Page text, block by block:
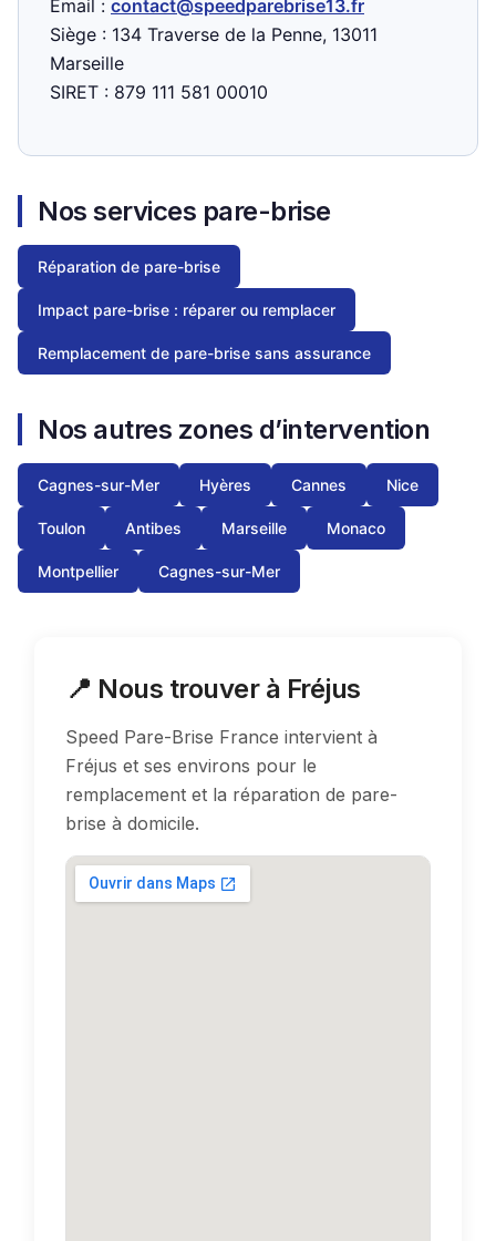
Email : contact@speedparebrise13.fr
Siège : 134 Traverse de la Penne, 13011
Marseille
SIRET : 879 111 581 00010
Nos services pare-brise
Réparation de pare-brise
Impact pare-brise : réparer ou remplacer
Remplacement de pare-brise sans assurance
Nos autres zones d’intervention
Cagnes-sur-Mer Hyères Cannes Nice
Toulon Antibes Marseille Monaco
Montpellier Cagnes-sur-Mer
📍 Nous trouver à Fréjus
Speed Pare-Brise France intervient à
Fréjus et ses environs pour le
remplacement et la réparation de pare-
brise à domicile.